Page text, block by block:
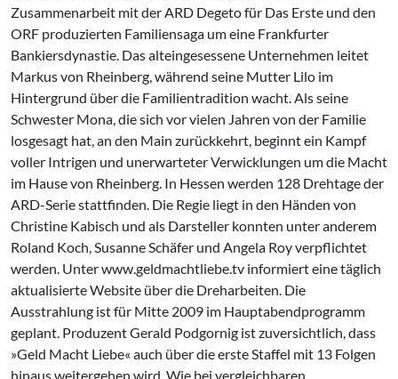
Zusammenarbeit mit der ARD Degeto für Das Erste und den
ORF produzierten Familiensaga um eine Frankfurter
Bankiersdynastie. Das alteingesessene Unternehmen leitet
Markus von Rheinberg, während seine Mutter Lilo im
Hintergrund über die Familientradition wacht. Als seine
Schwester Mona, die sich vor vielen Jahren von der Familie
losgesagt hat, an den Main zurückkehrt, beginnt ein Kampf
voller Intrigen und unerwarteter Verwicklungen um die Macht
im Hause von Rheinberg. In Hessen werden 128 Drehtage der
ARD-Serie stattfinden. Die Regie liegt in den Händen von
Christine Kabisch und als Darsteller konnten unter anderem
Roland Koch, Susanne Schäfer und Angela Roy verpflichtet
werden. Unter www.geldmachtliebe.tv informiert eine täglich
aktualisierte Website über die Dreharbeiten. Die
Ausstrahlung ist für Mitte 2009 im Hauptabendprogramm
geplant. Produzent Gerald Podgornig ist zuversichtlich, dass
»Geld Macht Liebe« auch über die erste Staffel mit 13 Folgen
hinaus weitergehen wird. Wie bei vergleichbaren